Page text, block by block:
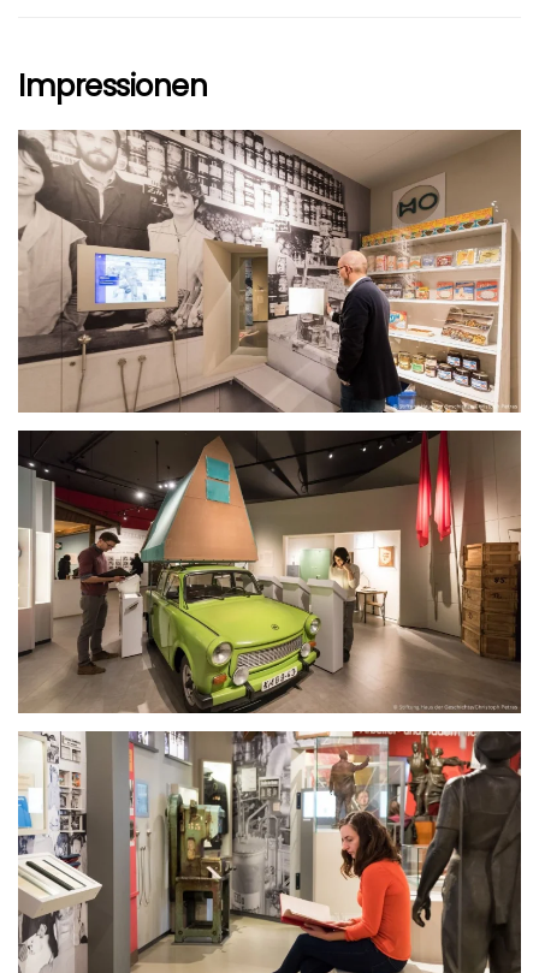
Impressionen
größer
größer
größer